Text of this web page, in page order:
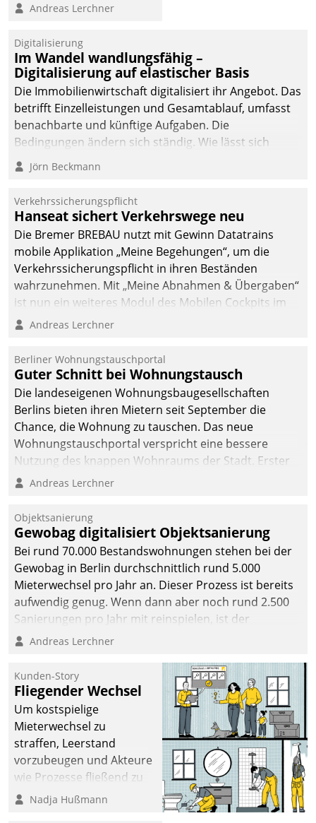
Softwareentwicklungshaus
Andreas Lerchner
Digitalisierung
Im Wandel wandlungsfähig –
Digitalisierung auf elastischer Basis
Die Immobilienwirtschaft digitalisiert ihr Angebot. Das
betrifft Einzelleistungen und Gesamtablauf, umfasst
benachbarte und künftige Aufgaben. Die
Bedingungen ändern sich ständig. Wie lässt sich
technisch die Kontrolle wahren und zugleich Freiraum
fürs Wachsen öffnen?
Jörn Beckmann
Verkehrssicherungspflicht
Hanseat sichert Verkehrswege neu
Die Bremer BREBAU nutzt mit Gewinn Datatrains
mobile Applikation „Meine Begehungen“, um die
Verkehrssicherungspflicht in ihren Beständen
wahrzunehmen. Mit „Meine Abnahmen & Übergaben“
ist nun ein weiteres Modul des Mobilen Cockpits im
Einsatz.
Andreas Lerchner
Berliner Wohnungstauschportal
Guter Schnitt bei Wohnungstausch
Die landeseigenen Wohnungsbaugesellschaften
Berlins bieten ihren Mietern seit September die
Chance, die Wohnung zu tauschen. Das neue
Wohnungstauschportal verspricht eine bessere
Nutzung des knappen Wohnraums der Stadt. Erster
Anwendungsfall für Datatrains Lösung API-Hub mit
Unternehmen.
Andreas Lerchner
Objektsanierung
Gewobag digitalisiert Objektsanierung
Bei rund 70.000 Bestandswohnungen stehen bei der
Gewobag in Berlin durchschnittlich rund 5.000
Mieterwechsel pro Jahr an. Dieser Prozess ist bereits
aufwendig genug. Wenn dann aber noch rund 2.500
Sanierungen pro Jahr mit reinspielen, ist der
Betreuungs- und Organisationsaufwand immens. Im
kommunale Wohnungsbauunternehmen daher
gemeinsam mit der Berliner Datatrain GmbH den
Teilprozess der Objektsanierung digitalisiert.
Andreas Lerchner
Kunden-Story
Fliegender Wechsel
Um kostspielige
Mieterwechsel zu
straffen, Leerstand
vorzubeugen und Akteure
wie Prozesse fließend zu
vernetzen, nutzt die
Nadja Hußmann